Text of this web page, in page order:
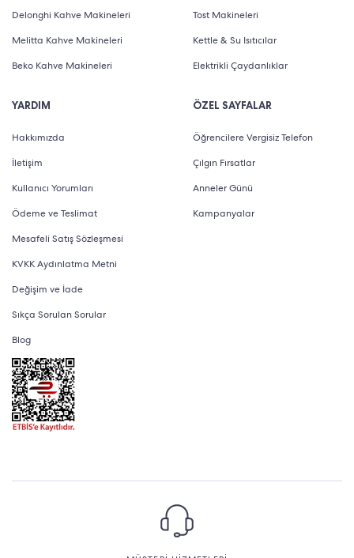
Delonghi Kahve Makineleri
Melitta Kahve Makineleri
Beko Kahve Makineleri
YARDIM
Hakkımızda
İletişim
Kullanıcı Yorumları
Ödeme ve Teslimat
Mesafeli Satış Sözleşmesi
KVKK Aydınlatma Metni
Değişim ve İade
Sıkça Sorulan Sorular
Blog
Tost Makineleri
Kettle & Su Isıtıcılar
Elektrikli Çaydanlıklar
ÖZEL SAYFALAR
Öğrencilere Vergisiz Telefon
Çılgın Fırsatlar
Anneler Günü
Kampanyalar